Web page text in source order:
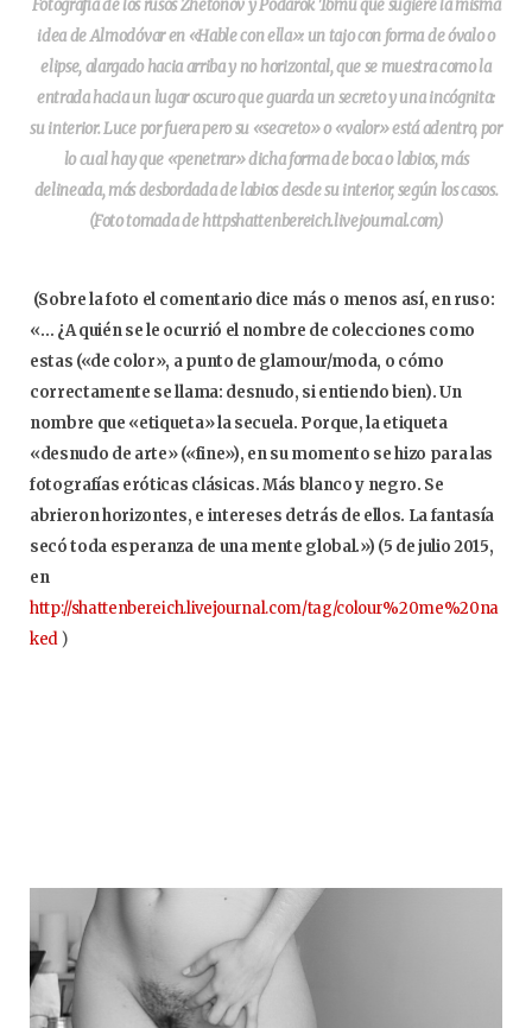
Fotografía de los rusos Zhetonov y Podarok Tomu que sugiere la misma
idea de Almodóvar en «Hable con ella»: un tajo con forma de óvalo o
elipse, alargado hacia arriba y no horizontal, que se muestra como la
entrada hacia un lugar oscuro que guarda un secreto y una incógnita:
su interior. Luce por fuera pero su «secreto» o «valor» está adentro, por
lo cual hay que «penetrar» dicha forma de boca o labios, más
delineada, más desbordada de labios desde su interior, según los casos.
(Foto tomada de httpshattenbereich.livejournal.com)
(Sobre la foto el comentario dice más o menos así, en ruso:
«… ¿A quién se le ocurrió el nombre de colecciones como
estas («de color», a punto de glamour/moda, o cómo
correctamente se llama: desnudo, si entiendo bien). Un
nombre que «etiqueta» la secuela. Porque, la etiqueta
«desnudo de arte» («fine»), en su momento se hizo para las
fotografías eróticas clásicas. Más blanco y negro. Se
abrieron horizontes, e intereses detrás de ellos. La fantasía
secó toda esperanza de una mente global.») (5 de julio 2015,
en
http://shattenbereich.livejournal.com/tag/colour%20me%20na
ked )